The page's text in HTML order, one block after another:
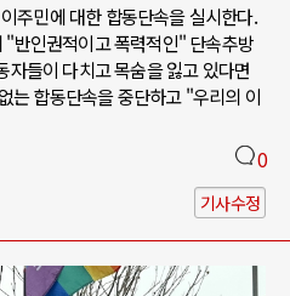
주민에 대한 합동단속을 실시한다.
반인권적이고 폭력적인" 단속추방
자들이 다치고 목숨을 잃고 있다면
는 합동단속을 중단하고 "우리의 이
0
기사수정